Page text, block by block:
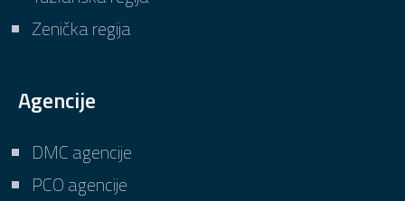
Zenička regija
Agencije
DMC agencije
PCO agencije